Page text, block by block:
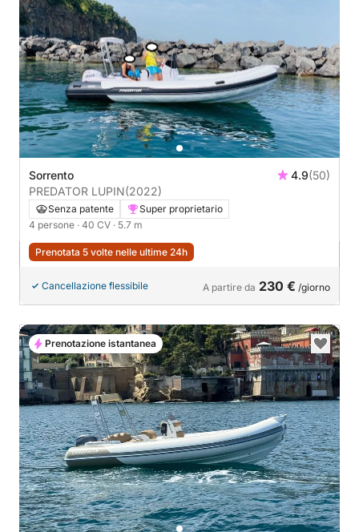
Sorrento 4.9(50)
PREDATOR LUPIN(2022)
Senza patente
Super proprietario
4 persone · 40 CV · 5.7 m
Prenotata 5 volte nelle ultime 24h
Cancellazione flessibile A partire da 230 € /giorno
Prenotazione istantanea